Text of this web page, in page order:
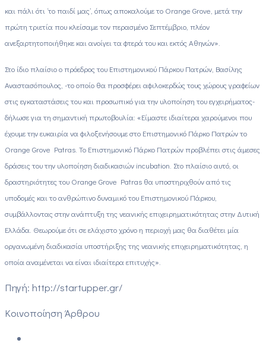
και πάλι ότι ‘το παιδί μας’, όπως αποκαλούμε το Orange Grove, μετά την
πρώτη τριετία που κλείσαμε τον περασμένο Σεπτέμβριο, πλέον
ανεξαρτητοποιήθηκε και ανοίγει τα φτερά του και εκτός Αθηνών».
Στο ίδιο πλαίσιο ο πρόεδρος του Επιστημονικού Πάρκου Πατρών, Βασίλης
Αναστασόπουλος, -το οποίο θα προσφέρει αφιλοκερδώς τους χώρους γραφείων
στις εγκαταστάσεις του και προσωπικό για την υλοποίηση του εγχειρήματος-
δήλωσε για τη σημαντική πρωτοβουλία: «Είμαστε ιδιαίτερα χαρούμενοι που
έχουμε την ευκαιρία να φιλοξενήσουμε στο Επιστημονικό Πάρκο Πατρών το
Orange Grove Patras. Το Επιστημονικό Πάρκο Πατρών προβλέπει στις άμεσες
δράσεις του την υλοποίηση διαδικασιών incubation. Στο πλαίσιο αυτό, οι
δραστηριότητες του Orange Grove Patras θα υποστηριχθούν από τις
υποδομές και το ανθρώπινο δυναμικό του Επιστημονικού Πάρκου,
συμβάλλοντας στην ανάπτυξη της νεανικής επιχειρηματικότητας στην Δυτική
Ελλάδα. Θεωρούμε ότι σε ελάχιστο χρόνο η περιοχή μας θα διαθέτει μία
οργανωμένη διαδικασία υποστήριξης της νεανικής επιχειρηματικότητας, η
οποία αναμένεται να είναι ιδιαίτερα επιτυχής».
Πηγή: http://startupper.gr/
Κοινοποίηση Άρθρου